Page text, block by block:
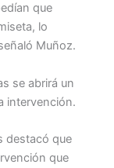
que
lo
Muñoz.
se abrirá un
intervención.
destacó que
que